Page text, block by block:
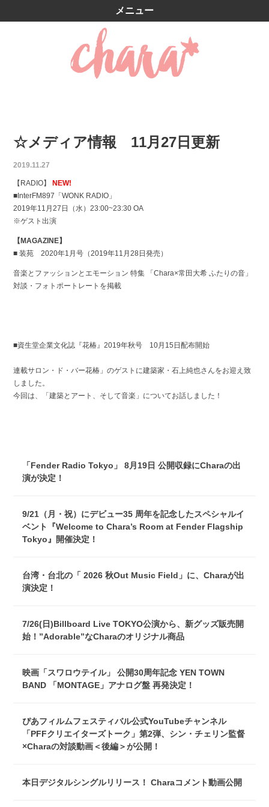
メニュー
☆メディア情報 11月27日更新
2019.11.27
【RADIO】
NEW!
■InterFM897「WONK RADIO」
2019年11月27日（水）23:00~23:30 OA
※ゲスト出演
【MAGAZINE】
■ 装苑 2020年1月号（2019年11月28日発売）
音楽とファッションとエモーション 特集 「Chara×常田大希 ふたりの音」
対談・フォトポートレートを掲載
■資生堂企業文化誌『花椿』2019年秋号 10月15日配布開始
連載サロン・ド・バー花椿」のゲストに建築家・石上純也さんをお迎え致
しました。
今回は、「建築とアート、そして音楽」についてお話しました！
「Fender Radio Tokyo」 8月19日 公開収録にCharaの出
演が決定！
9/21（月・祝）にデビュー35 周年を記念したスペシャルイ
ベント『Welcome to Chara’s Room at Fender Flagship
Tokyo』開催決定！
台湾・台北の「 2026 秋Out Music Field」に、Charaが出
演決定！
7/26(日)Billboard Live TOKYO公演から、新グッズ販売開
始！”Adorable”なCharaのオリジナル商品
映画「スワロウテイル」 公開30周年記念 YEN TOWN
BAND 「MONTAGE」アナログ盤 再発決定！
ぴあフィルムフェスティバル公式YouTubeチャンネル
「PFFクリエイターズトーク」第2弾、シン・チェリン監督
×Charaの対談動画＜後編＞が公開！
本日デジタルシングルリリース！ Charaコメント動画公開